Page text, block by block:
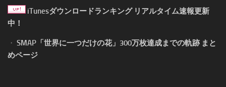
iTunesダウンロードランキング リアルタイム速報更新
中！
・ SMAP「世界に一つだけの花」300万枚達成までの軌跡 まと
めページ